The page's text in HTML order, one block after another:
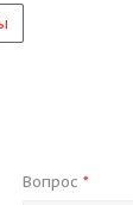
Вопрос*